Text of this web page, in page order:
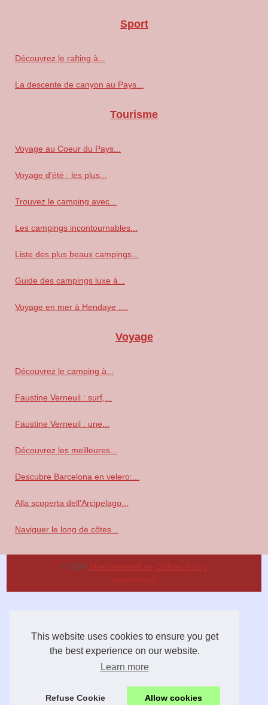
This website uses cookies to ensure you get
the best experience on our website.
Learn more
Refuse Cookie Allow cookies
Sport
Découvrez le rafting à...
La descente de canyon au Pays...
Tourisme
Voyage au Coeur du Pays...
Voyage d'été : les plus...
Trouvez le camping avec...
Les campings incontournables...
Liste des plus beaux campings...
Guide des campings luxe à...
Voyage en mer à Hendaye :...
Voyage
Découvrez le camping à...
Faustine Verneuil : surf,...
Faustine Verneuil : une...
Découvrez les meilleures...
Descubre Barcelona en velero:...
Alla scoperta dell'Arcipelago...
Naviguer le long de côtes...
© 2026 Bluemarineweb.eu Cookies Policy
coastaltravel